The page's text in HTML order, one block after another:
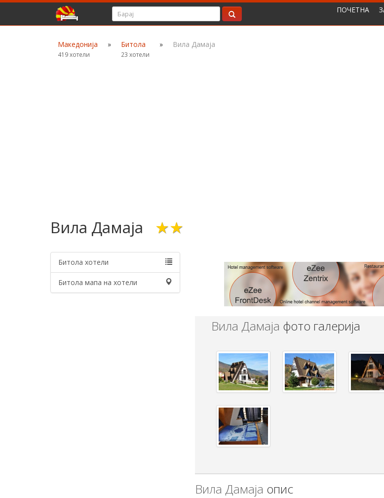
ПОЧЕТНА
Македонија
419 хотели
» Битола
23 хотели
» Вила Дамаја
Вила Дамаја ★★
Битола хотели
Битола мапа на хотели
Вила Дамаја фото галерија
Вила Дамаја опис